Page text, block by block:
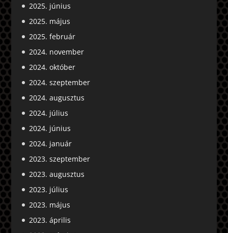
2025. június
2025. május
2025. február
2024. november
2024. október
2024. szeptember
2024. augusztus
2024. július
2024. június
2024. január
2023. szeptember
2023. augusztus
2023. július
2023. május
2023. április